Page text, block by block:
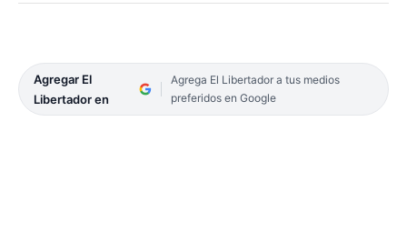
Agregar El
Libertador en
Agrega El Libertador a tus medios
preferidos en Google